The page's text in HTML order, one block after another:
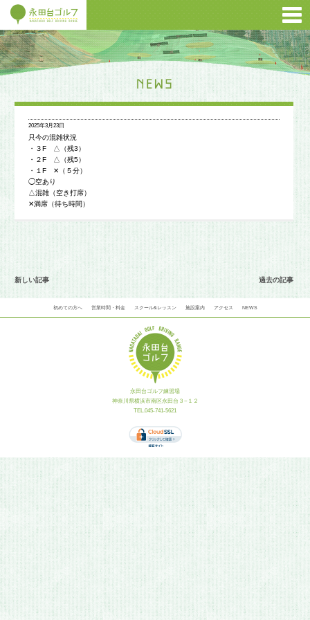
2025年3月23日
只今の混雑状況
・３F △（残3）
・２F △（残5）
・１F ✕（５分）
◯空あり
△混雑（空き打席）
✕満席（待ち時間）
新しい記事 過去の記事
初めての方へ 営業時間・料金 スクール&レッスン 施設案内 アクセス NEWS
永田台ゴルフ練習場
神奈川県横浜市南区永田台３−１２
TEL.045-741-5621